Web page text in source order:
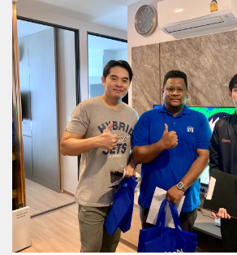
เดอะ สุรวงศ์
ชีวาทัย เรสซิเดนซ์ อโศก
ชีวาทัย ฮอลล์มาร์ค ลาดพร้าว - โชคชั
ชีวา ฮาร์ท สุขุมวิท 62/1
ชีวา ฮาร์ท สุขุมวิท 36
แบรนด์ชีวาทัย
ข้อมูลพื้นฐาน
ภาพรวมธุรกิจบริษัท
ลักษณะการประกอบธุรกิจ
โครงสร้างกลุ่มบริษัท
ประวัติความเป็นมาของบริษัท
วิสัยทัศน์และพันธกิจ
โครงสร้างองค์กร
คณะกรรมการบริษัท
คณะกรรมการตรวจสอบ
ชีวาทัยโซไซตี้
Home
Promotion
Activity
Privilege
Info
Magazine
ข่าว&โปรโมชั่น
ดูข่าวทั้งหมด
ข่าวประชาสัมพันธ์
ข่าวกิจกรรม
ดูโปรโมชั่นทั้งหมด
บ้าน
ทาวน์โฮม
คอนโดมิเนียม
รับซื้อที่ดิน
ติดต่อเรา
ความรับผิดชอบต่อสังคม